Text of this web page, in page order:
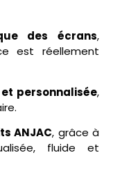
des écrans,
est réellement
personnalisée,
ANJAC, grâce à
fluide et